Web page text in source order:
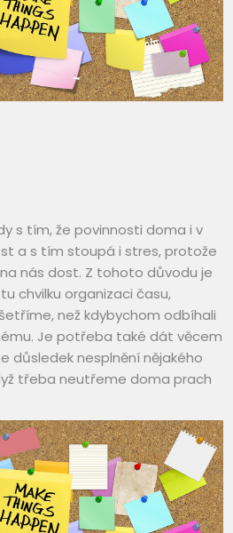
s tím, že povinnosti doma i v
a s tím stoupá i stres, protože
nás dost. Z tohoto důvodu je
chvilku organizaci času,
než kdybychom odbíhali
Je potřeba také dát věcem
důsledek nesplnění nějakého
třeba neutřeme doma prach